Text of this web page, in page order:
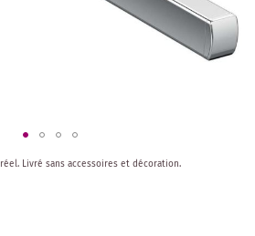
Livré sans accessoires et décoration.